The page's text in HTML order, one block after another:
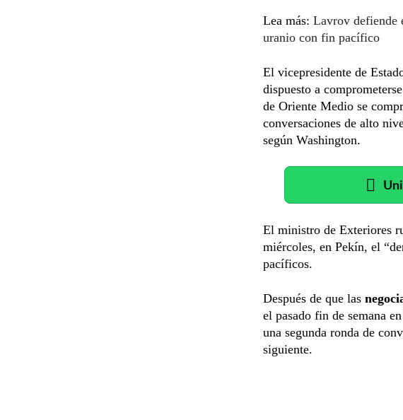
Lea más: Lavrov defiende
uranio con fin pacífico
El vicepresidente de
dispuesto a
de Oriente Medio se
conversaciones de alto
según Washington.
El ministro de Exteriores
miércoles, en Pekín, el
pacíficos.
Después de que las
el pasado fin de semana
una segunda ronda de
siguiente.